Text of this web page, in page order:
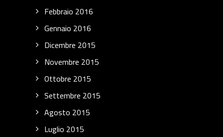
Febbraio 2016
Gennaio 2016
Dicembre 2015
Novembre 2015
Ottobre 2015
Settembre 2015
Agosto 2015
Luglio 2015